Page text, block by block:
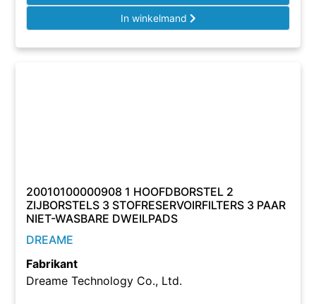
In winkelmand
20010100000908 1 HOOFDBORSTEL 2
ZIJBORSTELS 3 STOFRESERVOIRFILTERS 3 PAAR
NIET-WASBARE DWEILPADS
DREAME
Fabrikant
Dreame Technology Co., Ltd.